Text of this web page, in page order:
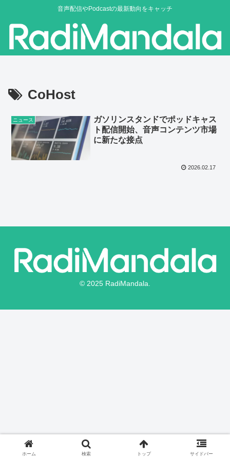
音声配信やPodcastの最新動向をキャッチ
CoHost
ニュース
ガソリンスタンドでポッドキャス
ト配信開始、音声コンテンツ市場
に新たな接点
2026.02.17
© 2025 RadiMandala.
ホーム 検索 トップ サイドバー